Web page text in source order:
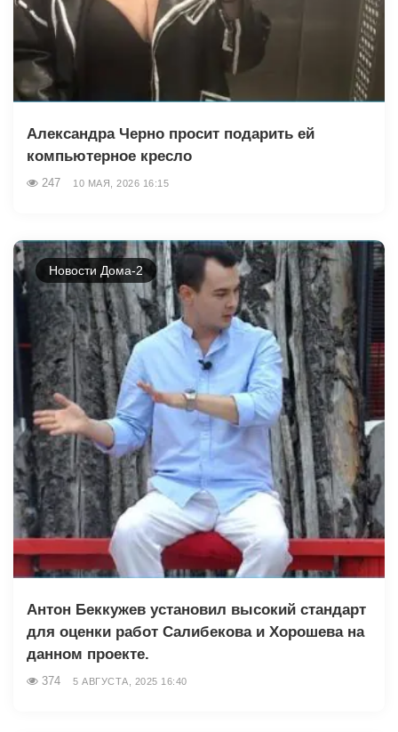
Александра Черно просит подарить ей
компьютерное кресло
247 10 МАЯ, 2026 16:15
Новости Дома-2
Антон Беккужев установил высокий стандарт
для оценки работ Салибекова и Хорошева на
данном проекте.
374 5 АВГУСТА, 2025 16:40